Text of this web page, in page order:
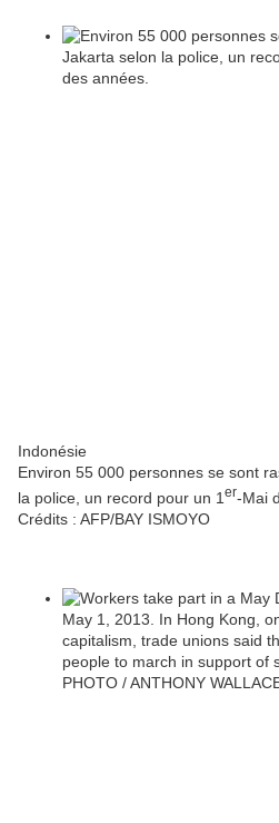
Indonésie
Environ 55 000 personnes se sont
la police, un record pour un 1 er-Mai
Crédits : AFP/BAY ISMOYO